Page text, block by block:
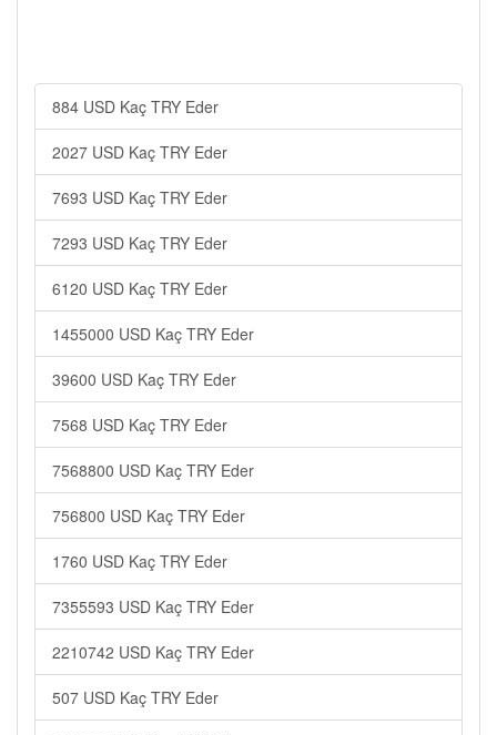
884 USD Kaç TRY Eder
2027 USD Kaç TRY Eder
7693 USD Kaç TRY Eder
7293 USD Kaç TRY Eder
6120 USD Kaç TRY Eder
1455000 USD Kaç TRY Eder
39600 USD Kaç TRY Eder
7568 USD Kaç TRY Eder
7568800 USD Kaç TRY Eder
756800 USD Kaç TRY Eder
1760 USD Kaç TRY Eder
7355593 USD Kaç TRY Eder
2210742 USD Kaç TRY Eder
507 USD Kaç TRY Eder